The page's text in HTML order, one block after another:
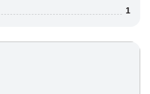
1